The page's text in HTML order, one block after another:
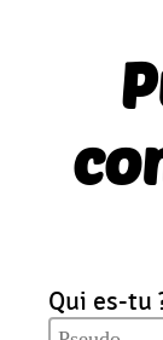
Qui es-tu